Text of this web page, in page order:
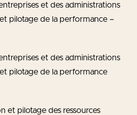
et des administrations
pilotage de la performance –
et des administrations
pilotage de la performance
et pilotage des ressources